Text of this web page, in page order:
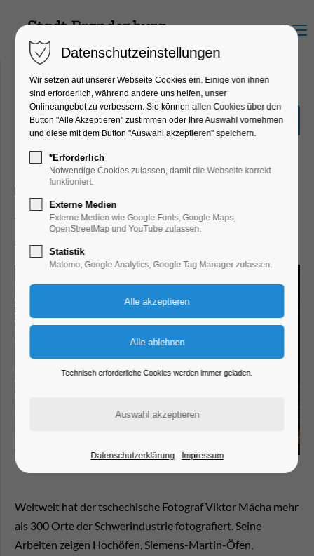
Menu
Beauty of Steel: Viktor
Mácha|Industriefotografie
Ausstellung
Eintritt frei
Weltweit hat der tschechische Fotograf Viktor Mácha mehr
als 300 Orte der Schwerindustrie fotografiert. Seine
Arbeiten zeigen Hochöfen, Siemens-Martin-Öfen,
Datenschutzeinstellungen
Wir setzen auf unserer Webseite Cookies ein. Einige von ihnen
sind erforderlich, während andere uns helfen, unser
Onlineangebot zu verbessern. Sie können allen Cookies über den
Button "Alle Akzeptieren" zustimmen oder Ihre Auswahl vornehmen
und diese mit dem Button "Auswahl akzeptieren" speichern.
*Erforderlich
Notwendige Cookies zulassen, damit die Webseite korrekt
funktioniert.
Externe Medien
Externe Medien wie Google Fonts, Google Maps,
OpenStreetMap und YouTube zulassen.
Statistik
Matomo, Google Analytics, Google Tag Manager zulassen.
Technisch erforderliche Cookies werden immer geladen.
Datenschutzerklärung Impressum